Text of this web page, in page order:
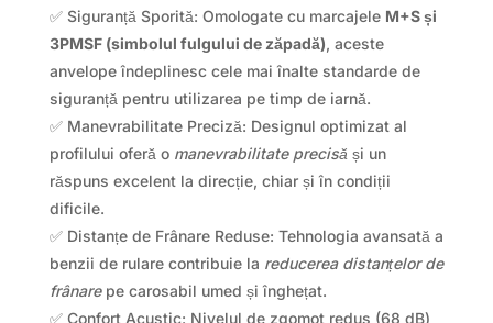
✅ Siguranță Sporită: Omologate cu marcajele M+S și
3PMSF (simbolul fulgului de zăpadă), aceste
anvelope îndeplinesc cele mai înalte standarde de
siguranță pentru utilizarea pe timp de iarnă.
✅ Manevrabilitate Preciză: Designul optimizat al
profilului oferă o manevrabilitate precisă și un
răspuns excelent la direcție, chiar și în condiții
dificile.
✅ Distanțe de Frânare Reduse: Tehnologia avansată a
benzii de rulare contribuie la reducerea distanțelor de
frânarepe carosabil umed și înghețat.
✅ Confort Acustic: Nivelul de zgomot redus (68 dB)